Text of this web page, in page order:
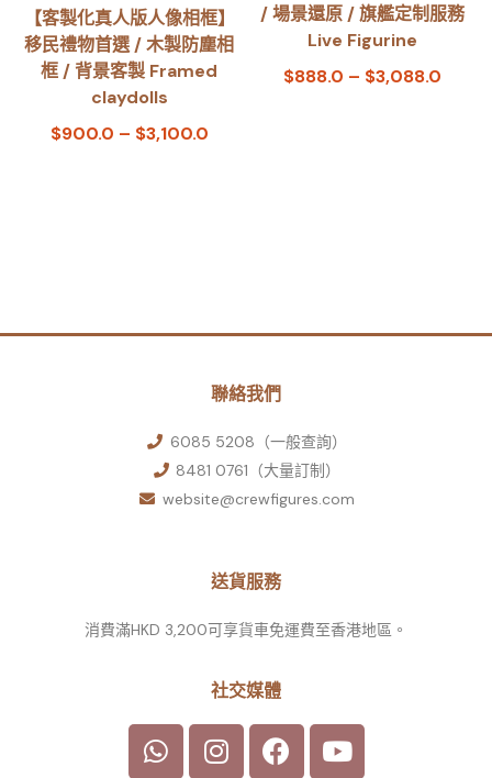
【客製化真人版人像相框】
移民禮物首選 / 木製防塵相
框 / 背景客製 Framed
claydolls
$900.0 – $3,100.0
/ 場景還原 / 旗艦定制服務
Live Figurine
$888.0 – $3,088.0
聯絡我們
6085 5208（一般查詢）
8481 0761（大量訂制）
website@crewfigures.com
送貨服務
消費滿HKD 3,200可享貨車免運費至香港地區。
社交媒體